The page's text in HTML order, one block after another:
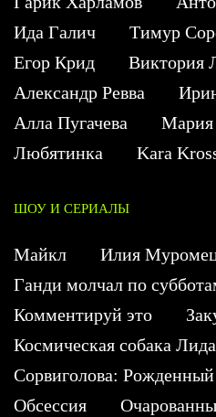
Ида Галич
Тимур
Егор Крид
Виктория
Александр Ревва
Алла Пугачева
Любятинка
Kara
ШОУ И СЕРИАЛЫ
Майкл Илия
Ганди молчал по
Комментируй это
Космическая собака Лида
Сорвиголова: Рожденный
Обсессия